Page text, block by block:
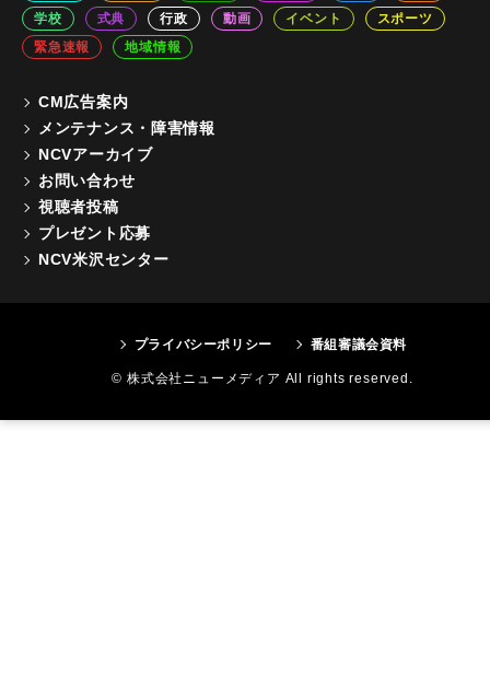
学校
式典 行政 動画 イベント
スポーツ
緊急速報
地域情報
CM広告案内
メンテナンス・障害情報
NCVアーカイブ
お問い合わせ
視聴者投稿
プレゼント応募
NCV米沢センター
プライバシーポリシー 番組審議会資料
© 株式会社ニューメディア All rights reserved.